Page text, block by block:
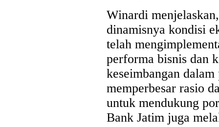
Winardi
dinamisnya kondisi
telah
performa bisnis dan
keseimbangan
memperbesar rasio
untuk mendukung
Bank Jatim juga